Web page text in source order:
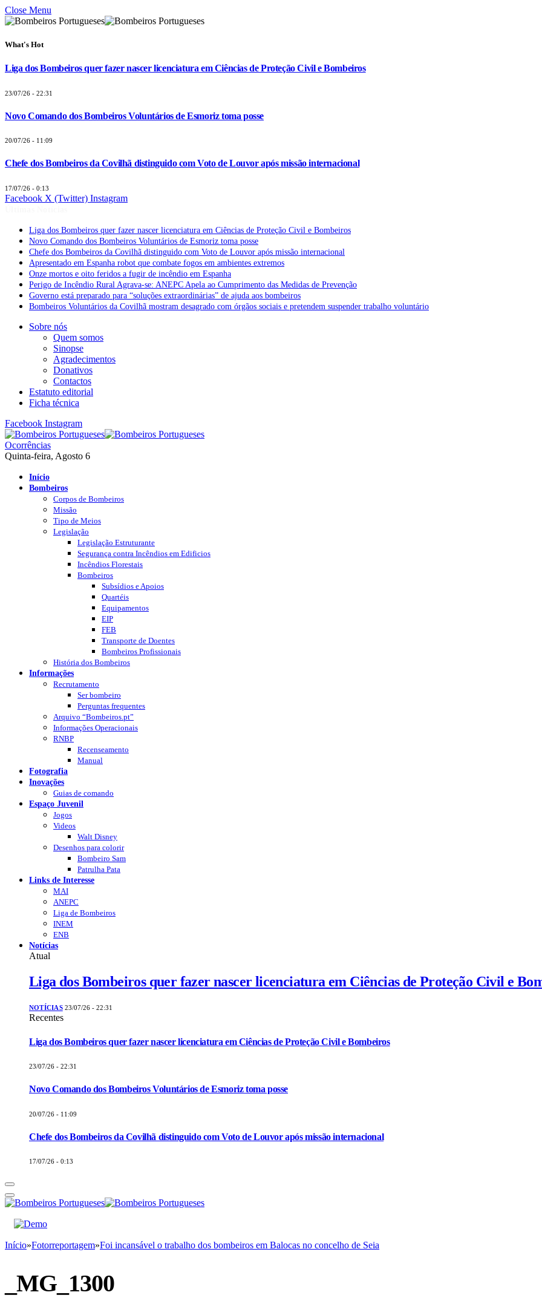
Close Menu
What's Hot
Liga dos Bombeiros quer fazer nascer licenciatura em Ciências de Proteção Civil e Bombeiros
23/07/26 - 22:31
Novo Comando dos Bombeiros Voluntários de Esmoriz toma posse
20/07/26 - 11:09
Chefe dos Bombeiros da Covilhã distinguido com Voto de Louvor após missão internacional
17/07/26 - 0:13
Facebook X (Twitter) Instagram
Liga dos Bombeiros quer fazer nascer licenciatura em Ciências de Proteção Civil e Bombeiros
Novo Comando dos Bombeiros Voluntários de Esmoriz toma posse
Chefe dos Bombeiros da Covilhã distinguido com Voto de Louvor após missão internacional
Apresentado em Espanha robot que combate fogos em ambientes extremos
Onze mortos e oito feridos a fugir de incêndio em Espanha
Perigo de Incêndio Rural Agrava-se: ANEPC Apela ao Cumprimento das Medidas de Prevenção
Governo está preparado para “soluções extraordinárias” de ajuda aos bombeiros
Bombeiros Voluntários da Covilhã mostram desagrado com órgãos sociais e pretendem suspender trabalho voluntário
Sobre nós
Quem somos
Sinopse
Agradecimentos
Donativos
Contactos
Estatuto editorial
Ficha técnica
Facebook Instagram
Ocorrências
Quinta-feira, Agosto 6
Início
Bombeiros
Corpos de Bombeiros
Missão
Tipo de Meios
Legislação
Legislação Estruturante
Segurança contra Incêndios em Edificios
Incêndios Florestais
Bombeiros
Subsídios e Apoios
Quartéis
Equipamentos
EIP
FEB
Transporte de Doentes
Bombeiros Profissionais
História dos Bombeiros
Informações
Recrutamento
Ser bombeiro
Perguntas frequentes
Arquivo “Bombeiros.pt”
Informações Operacionais
RNBP
Recenseamento
Manual
Fotografia
Inovações
Guias de comando
Espaço Juvenil
Jogos
Videos
Walt Disney
Desenhos para colorir
Bombeiro Sam
Patrulha Pata
Links de Interesse
MAI
ANEPC
Liga de Bombeiros
INEM
ENB
Notícias
Atual
Liga dos Bombeiros quer fazer nascer licenciatura em Ciências de Proteção Civil e
NOTÍCIAS 23/07/26 - 22:31
Recentes
Liga dos Bombeiros quer fazer nascer licenciatura em Ciências de Proteção Civil e Bombeiros
23/07/26 - 22:31
Novo Comando dos Bombeiros Voluntários de Esmoriz toma posse
20/07/26 - 11:09
Chefe dos Bombeiros da Covilhã distinguido com Voto de Louvor após missão internacional
17/07/26 - 0:13
Início»Fotorreportagem»Foi incansável o trabalho dos bombeiros em Balocas no concelho de Seia
_MG_1300